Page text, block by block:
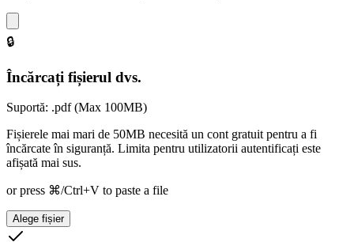
🔒
Încărcați fișierul dvs.
Suportă: .pdf (Max 100MB)
Fișierele mai mari de 50MB necesită un cont gratuit pentru a fi
încărcate în siguranță. Limita pentru utilizatorii autentificați este
afișată mai sus.
or press ⌘/Ctrl+V to paste a file
Alege fișier